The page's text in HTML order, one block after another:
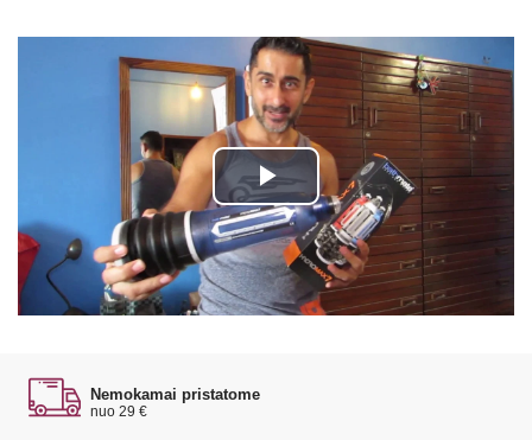
Play
Video
Nemokamai pristatome
nuo 29 €